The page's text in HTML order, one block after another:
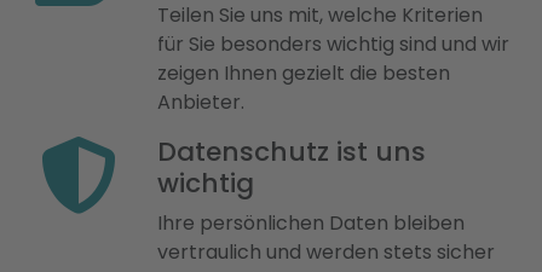
Teilen Sie uns mit, welche Kriterien
für Sie besonders wichtig sind und wir
zeigen Ihnen gezielt die besten
Anbieter.
Datenschutz ist uns
wichtig
Ihre persönlichen Daten bleiben
vertraulich und werden stets sicher